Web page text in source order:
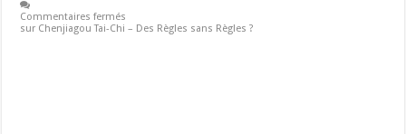
Commentaires fermés
sur Chenjiagou Tai-Chi – Des Règles sans Règles ?